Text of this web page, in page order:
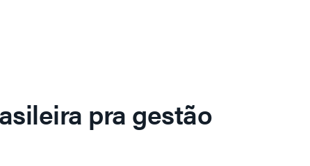
pra gestão